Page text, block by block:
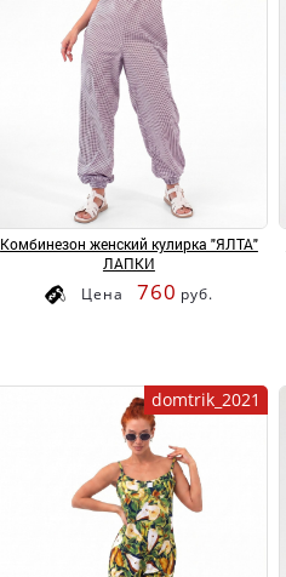
Комбинезон женский кулирка "ЯЛТА"
ЛАПКИ
Цена 760 руб.
domtrik_2021